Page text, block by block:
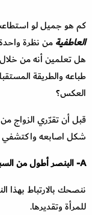
كم هو جميل لو
العاطفيةمن نظرة
هل تعلمين أنه من
طباعه والطريقة
العكس؟
قبل أن تقرّري الزواج
شكل اصابعه واكتشفي
A- البنصر أطول من السبابة:
ننصحك بالارتباط بهذا
للمرأة وتقديرها.